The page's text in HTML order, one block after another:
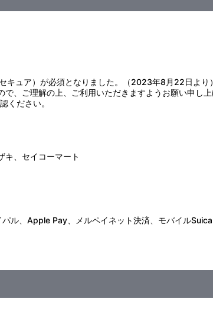
ださい。
ュア）が必須となりました。（2023年8月22日より）
、ご理解の上、ご利用いただきますようお願い申し上
ください。
キ、セイコーマート
ル、Apple Pay、メルペイネット決済、モバイルSuica